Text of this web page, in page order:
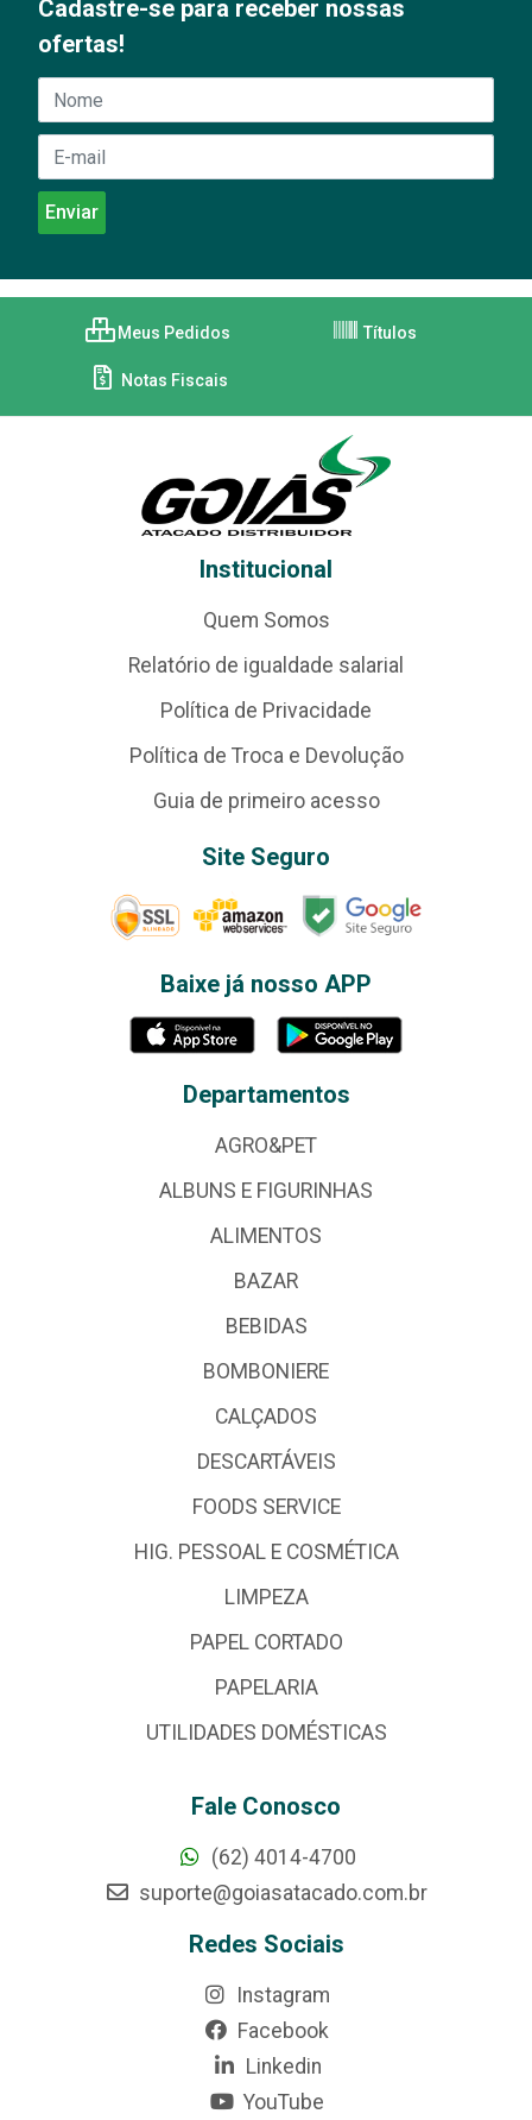
Cadastre-se para receber nossas
ofertas!
Meus Pedidos Títulos
Notas Fiscais
Institucional
Quem Somos
Relatório de igualdade salarial
Política de Privacidade
Política de Troca e Devolução
Guia de primeiro acesso
Site Seguro
Baixe já nosso APP
Departamentos
AGRO&PET
ALBUNS E FIGURINHAS
ALIMENTOS
BAZAR
BEBIDAS
BOMBONIERE
CALÇADOS
DESCARTÁVEIS
FOODS SERVICE
HIG. PESSOAL E COSMÉTICA
LIMPEZA
PAPEL CORTADO
PAPELARIA
UTILIDADES DOMÉSTICAS
Fale Conosco
(62) 4014-4700
suporte@goiasatacado.com.br
Redes Sociais
Instagram
Facebook
Linkedin
YouTube